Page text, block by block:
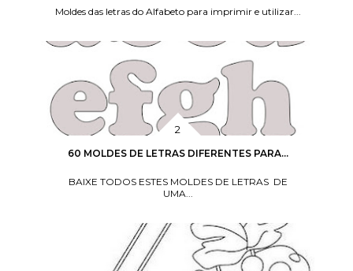
Moldes das letras do Alfabeto para imprimir e utilizar...
60 MOLDES DE LETRAS DIFERENTES PARA...
BAIXE TODOS ESTES MOLDES DE LETRAS DE
UMA...